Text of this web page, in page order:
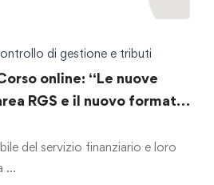
di gestione e tributi
online: “Le nuove
RGS e il nuovo formato
gestione dei tempi di
del servizio finanziario e loro
…